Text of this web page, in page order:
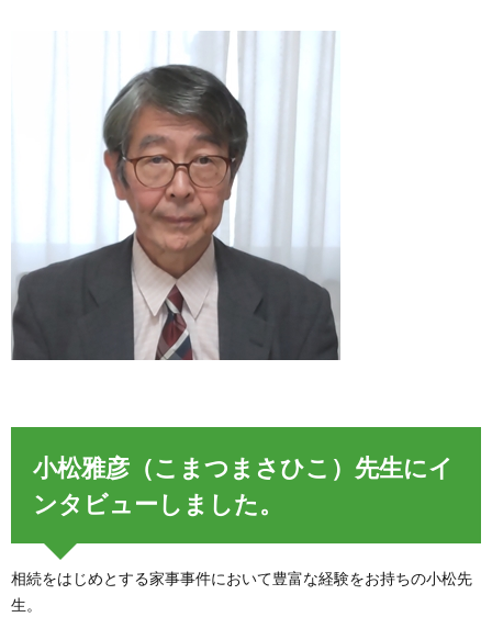
小松雅彦（こまつまさひこ）先生にイ
ンタビューしました。
相続をはじめとする家事事件において豊富な経験をお持ちの小松先
生。